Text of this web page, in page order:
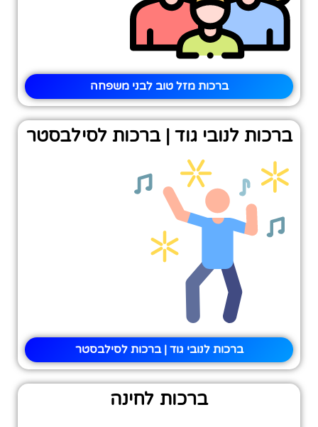
ברכות מזל טוב לבני משפחה
ברכות לנובי גוד | ברכות לסילבסטר
ברכות לנובי גוד | ברכות לסילבסטר
ברכות לחינה